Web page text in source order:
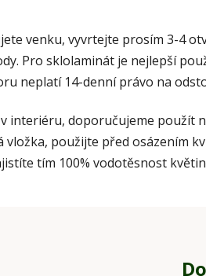
venku, vyvrtejte prosím 3-4
Pro sklolaminát je nejlepší
neplatí 14-denní právo na
interiéru, doporučujeme použít
vložka, použijte před osázením
tím 100% vodotěsnost